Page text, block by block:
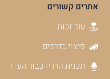
אתרים קשורים
עוד זכות
פיצוי בדרכים
תכנית הרדיו כבוד העו"ד